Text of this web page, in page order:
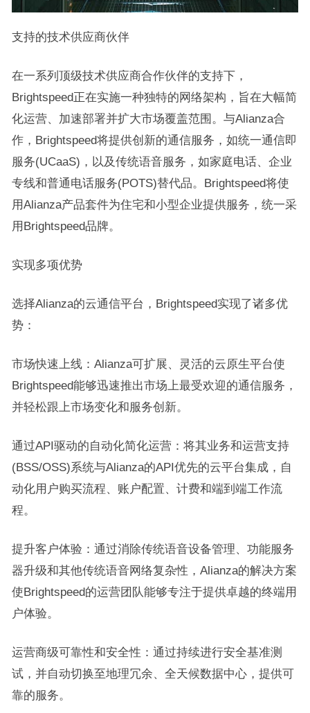
支持的技术供应商伙伴
在一系列顶级技术供应商合作伙伴的支持下，
Brightspeed正在实施一种独特的网络架构，旨在大幅简
化运营、加速部署并扩大市场覆盖范围。与Alianza合
作，Brightspeed将提供创新的通信服务，如统一通信即
服务(UCaaS)，以及传统语音服务，如家庭电话、企业
专线和普通电话服务(POTS)替代品。Brightspeed将使
用Alianza产品套件为住宅和小型企业提供服务，统一采
用Brightspeed品牌。
实现多项优势
选择Alianza的云通信平台，Brightspeed实现了诸多优
势：
市场快速上线：Alianza可扩展、灵活的云原生平台使
Brightspeed能够迅速推出市场上最受欢迎的通信服务，
并轻松跟上市场变化和服务创新。
通过API驱动的自动化简化运营：将其业务和运营支持
(BSS/OSS)系统与Alianza的API优先的云平台集成，自
动化用户购买流程、账户配置、计费和端到端工作流
程。
提升客户体验：通过消除传统语音设备管理、功能服务
器升级和其他传统语音网络复杂性，Alianza的解决方案
使Brightspeed的运营团队能够专注于提供卓越的终端用
户体验。
运营商级可靠性和安全性：通过持续进行安全基准测
试，并自动切换至地理冗余、全天候数据中心，提供可
靠的服务。